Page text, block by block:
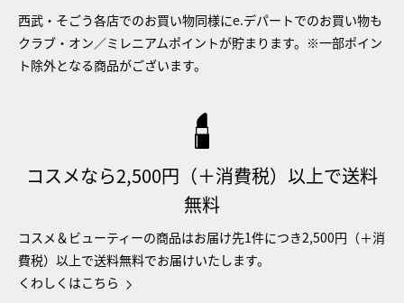
西武・そごう各店でのお買い物同様にe.デパートでのお買い物も
クラブ・オン／ミレニアムポイントが貯まります。※一部ポイン
ト除外となる商品がございます。
コスメなら2,500円（＋消費税）以上で送料
無料
コスメ＆ビューティーの商品はお届け先1件につき2,500円（＋消
費税）以上で送料無料でお届けいたします。
くわしくはこちら